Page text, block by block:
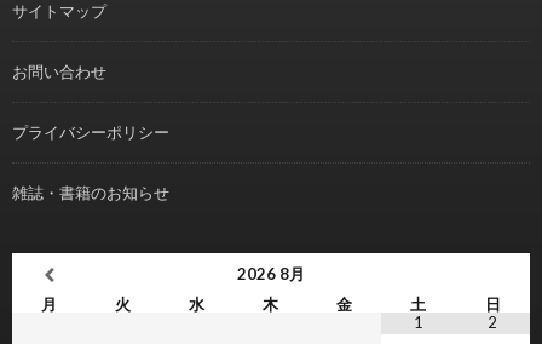
サイトマップ
お問い合わせ
プライバシーポリシー
雑誌・書籍のお知らせ
2026 8月
月
火 水 木 金 土
日
1
2